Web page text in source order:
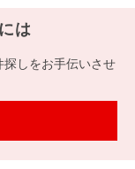
西）
役員一
覧
リリース
は
探しをお手伝いさせ